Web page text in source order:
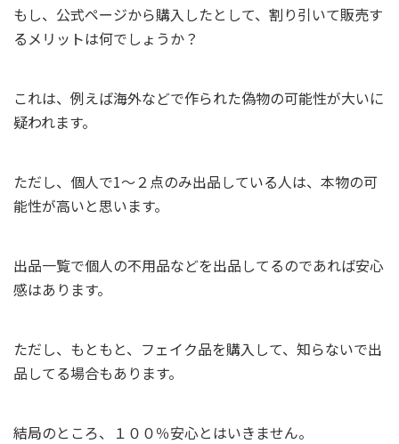
もし、公式ページから購入したとして、割り引いて販売す
るメリットは何でしょうか？
これは、例えば海外などで作られた偽物の可能性が大いに
疑われます。
ただし、個人で1～２点のみ出品している人は、本物の可
能性が高いと思います。
出品一覧で個人の不用品などを出品してるのであれば安心
感はあります。
ただし、もともと、フェイク品を購入して、知らないで出
品してる場合もあります。
結局のところ、１００％安心とはいきません。